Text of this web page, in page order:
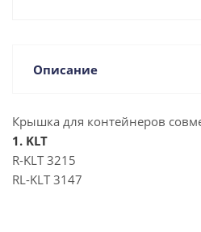
Описание
Крышка для контейнеров
1. KLT
R-KLT 3215
RL-KLT 3147